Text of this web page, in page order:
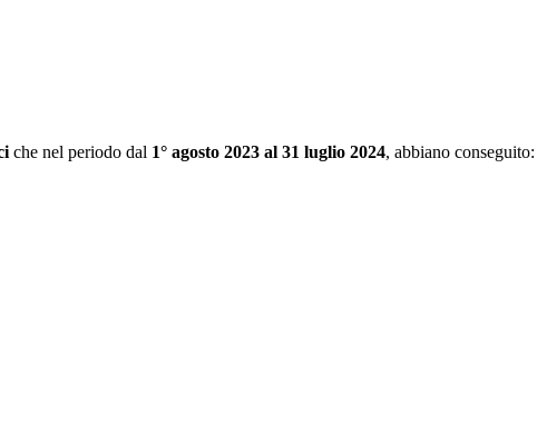
che nel periodo dal 1° agosto 2023 al 31 luglio 2024, abbiano conseguito: